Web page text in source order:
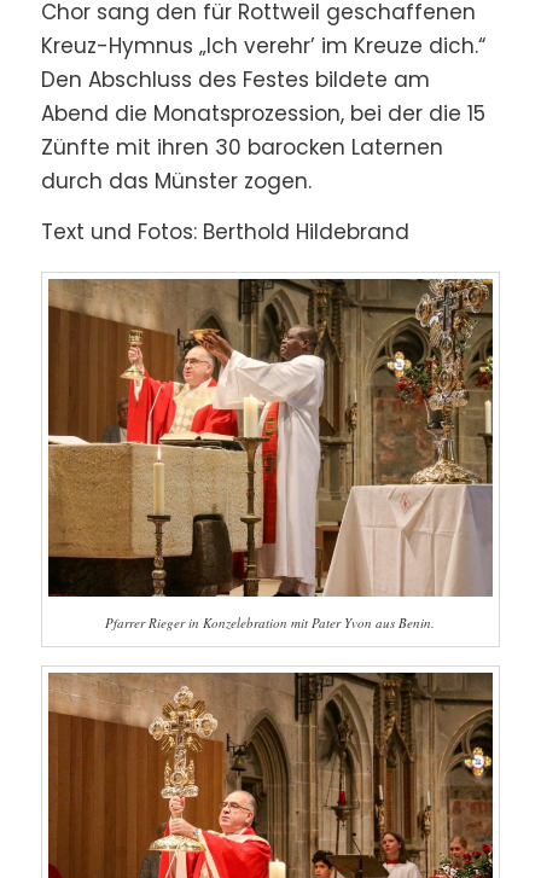
Chor sang den für Rottweil geschaffenen
Kreuz-Hymnus „Ich verehr’ im Kreuze dich.“
Den Abschluss des Festes bildete am
Abend die Monatsprozession, bei der die 15
Zünfte mit ihren 30 barocken Laternen
durch das Münster zogen.
Text und Fotos: Berthold Hildebrand
Pfarrer Rieger in Konzelebration mit Pater Yvon aus Benin.